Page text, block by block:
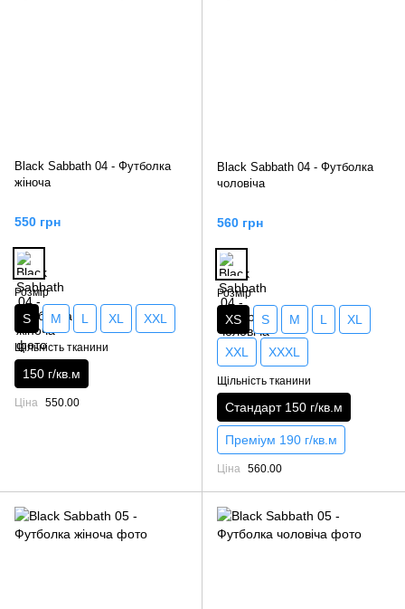
Black Sabbath 04 - Футболка
жіноча
550 грн
Розмір
S M L XL XXL
Щільність тканини
150 г/кв.м
Ціна 550.00
Black Sabbath 04 - Футболка
чоловіча
560 грн
Розмір
XS S M L XL
XXL XXXL
Щільність тканини
Стандарт 150 г/кв.м
Преміум 190 г/кв.м
Ціна 560.00